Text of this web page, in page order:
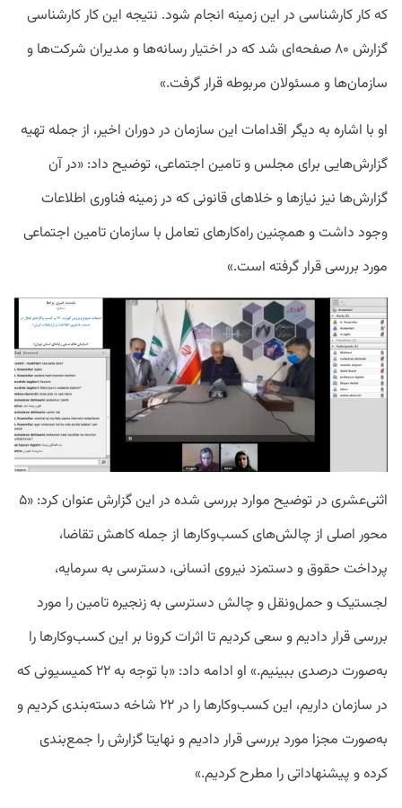
که کار کارشناسی در این زمینه انجام شود. نتیجه این کار کارشناسی
گزارش ۸۰ صفحه‌ای شد که در اختیار رسانه‌ها و مدیران شرکت‌ها و
سازمان‌ها و مسئولان مربوطه قرار گرفت.»
او با اشاره به دیگر اقدامات این سازمان در دوران اخیر، از جمله تهیه
گزارش‌هایی برای مجلس و تامین اجتماعی، توضیح داد: «در آن
گزارش‌ها نیز نیاز‌ها و خلا‌های قانونی که در زمینه فناوری اطلاعات
وجود داشت و همچنین راه‌کار‌های تعامل با سازمان تامین اجتماعی
مورد بررسی قرار گرفته است.»
اثنی‌عشری در توضیح موارد بررسی شده در این گزارش عنوان کرد: «۵
محور اصلی از چالش‌های کسب‌وکار‌ها از جمله کاهش تقاضا،
پرداخت حقوق و دستمزد نیروی انسانی، دسترسی به سرمایه،
لجستیک و حمل‌ونقل و چالش دسترسی به زنجیره تامین را مورد
بررسی قرار دادیم و سعی کردیم تا اثرات کرونا بر این کسب‌وکار‌ها را
به‌صورت درصدی ببینیم.» او ادامه داد: «با توجه به ۲۲ کمیسیونی که
در سازمان داریم، این کسب‌وکار‌ها را در ۲۲ شاخه دسته‌بندی کردیم و
به‌صورت مجزا مورد بررسی قرار دادیم و نهایتا گزارش را جمع‌بندی
کرده و پیشنهاداتی را مطرح کردیم.»